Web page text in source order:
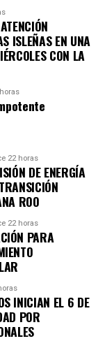
ISLEÑAS EN UNA
CON LA
22 horas
DE ENERGÍA
ROO
22 horas
PARA
INICIAN EL 6 DE
POR